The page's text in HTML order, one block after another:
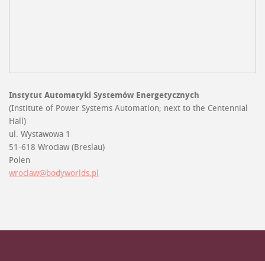
Instytut Automatyki Systemów Energetycznych
(Institute of Power Systems Automation; next to the Centennial
Hall)
ul. Wystawowa 1
51-618 Wrocław (Breslau)
Polen
wroclaw@bodyworlds.pl